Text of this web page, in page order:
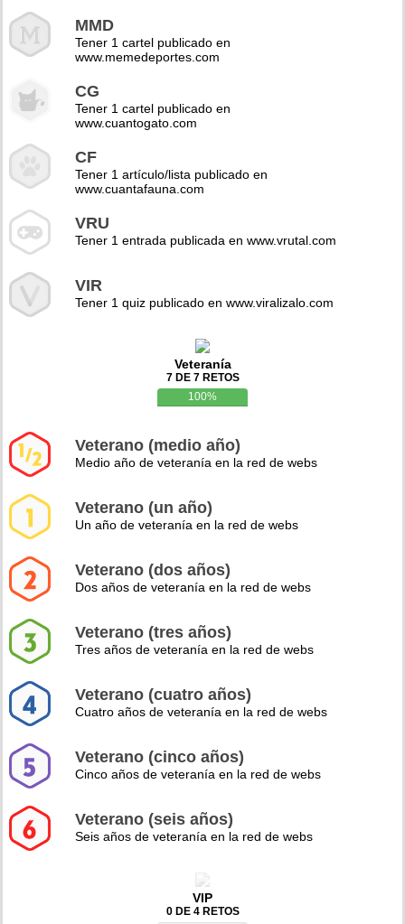
MMD
Tener 1 cartel publicado en
www.memedeportes.com
CG
Tener 1 cartel publicado en
www.cuantogato.com
CF
Tener 1 artículo/lista publicado en
www.cuantafauna.com
VRU
Tener 1 entrada publicada en www.vrutal.com
VIR
Tener 1 quiz publicado en www.viralizalo.com
Veteranía
7 DE 7 RETOS
100%
Veterano (medio año)
Medio año de veteranía en la red de webs
Veterano (un año)
Un año de veteranía en la red de webs
Veterano (dos años)
Dos años de veteranía en la red de webs
Veterano (tres años)
Tres años de veteranía en la red de webs
Veterano (cuatro años)
Cuatro años de veteranía en la red de webs
Veterano (cinco años)
Cinco años de veteranía en la red de webs
Veterano (seis años)
Seis años de veteranía en la red de webs
VIP
0 DE 4 RETOS